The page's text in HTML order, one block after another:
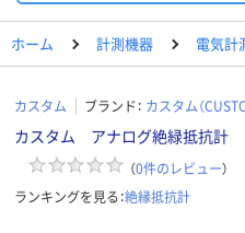
ホーム 計測機器 電気計
カスタム ブランド： カスタム（
カスタム アナログ絶緑抵抗計
（0件のレビュー）
ランキングを見る：絶縁抵抗計